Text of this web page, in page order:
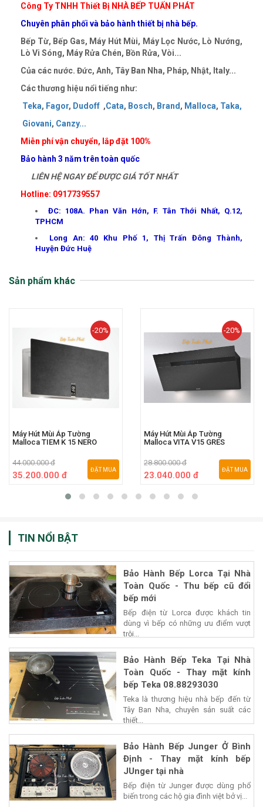
Công Ty TNHH Thiết Bị NHÀ BẾP TUẤN PHÁT
Chuyên phân phối và bảo hành thiết bị nhà bếp.
Bếp Từ, Bếp Gas, Máy Hút Mùi, Máy Lọc Nước, Lò Nướng,
Lò Vi Sóng, Máy Rửa Chén, Bồn Rửa, Vòi...
Của các nước. Đức, Anh, Tây Ban Nha, Pháp, Nhật, Italy...
Các thương hiệu nổi tiếng như:
Teka, Fagor, Dudoff ,Cata, Bosch, Brand, Malloca, Taka,
Giovani, Canzy...
Miễn phí vận chuyển, lắp đặt 100%
Bảo hành 3 năm trên toàn quốc
LIÊN HỆ NGAY ĐỂ ĐƯỢC GIÁ TỐT NHẤT
Hotline: 0917739557
ĐC: 108A. Phan Văn Hớn, F. Tân Thới Nhất, Q.12,
TPHCM
Long An: 40 Khu Phố 1, Thị Trấn Đông Thành,
Huyện Đức Huệ
Sản phẩm khác
-20%
Máy Hút Mùi Áp Tường
Malloca TIEM K 15 NERO
44.000.000 đ
35.200.000 đ
ĐẶT MUA
-20%
Máy Hút Mùi Áp Tường
Malloca VITA V15 GRES
28.800.000 đ
23.040.000 đ
ĐẶT MUA
TIN NỔI BẬT
Bảo Hành Bếp Lorca Tại Nhà
Toàn Quốc - Thu bếp cũ đổi
bếp mới
Bếp điện từ Lorca được khách tin
dùng vì bếp có những ưu điểm vượt
trội...
Bảo Hành Bếp Teka Tại Nhà
Toàn Quốc - Thay mặt kính
bếp Teka 08.88293030
Teka là thương hiệu nhà bếp đến từ
Tây Ban Nha, chuyên sản suất các
thiết...
Bảo Hành Bếp Junger Ở Bình
Định - Thay mặt kính bếp
JUnger tại nhà
Bếp điện từ Junger được dùng phổ
biến trong các hộ gia đình việt bở vị...